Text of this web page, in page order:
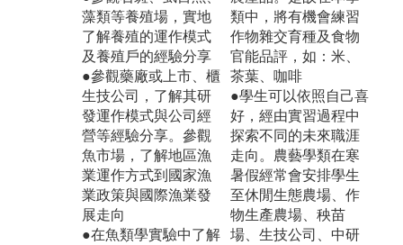
藻類等養殖場，實地
了解養殖的運作模式
及養殖戶的經驗分享
●參觀藥廠或上市、櫃
生技公司，了解其研
發運作模式與公司經
營等經驗分享。參觀
魚市場，了解地區漁
業運作方式到國家漁
業政策與國際漁業發
展走向
●在魚類學實驗中了解
類中，將有機會練習
作物雜交育種及食物
官能品評，如：米、
茶葉、咖啡
●學生可以依照自己喜
好，經由實習過程中
探索不同的未來職涯
走向。農藝學類在寒
暑假經常會安排學生
至休閒生態農場、作
物生產農場、秧苗
場、生技公司、中研